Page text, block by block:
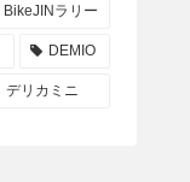
BikeJINラリー
DEMIO
デリカミニ